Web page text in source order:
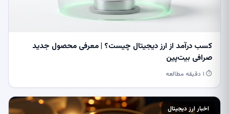
کسب درآمد از ارز دیجیتال چیست؟ | معرفی محصول جدید
صرافی بیت‌پین
⏱ ۱ دقیقه مطالعه
اخبار ارز دیجیتال